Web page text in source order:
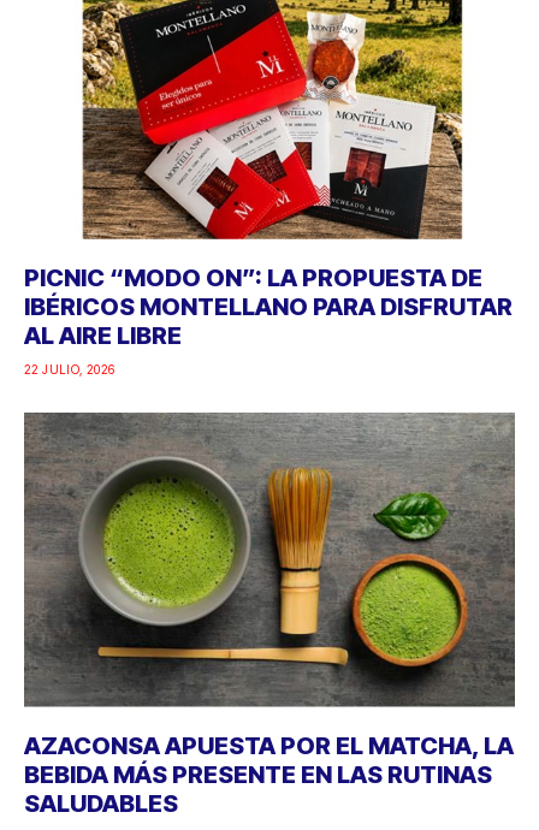
PICNIC “MODO ON”: LA PROPUESTA DE
IBÉRICOS MONTELLANO PARA DISFRUTAR
AL AIRE LIBRE
22 JULIO, 2026
AZACONSA APUESTA POR EL MATCHA, LA
BEBIDA MÁS PRESENTE EN LAS RUTINAS
SALUDABLES